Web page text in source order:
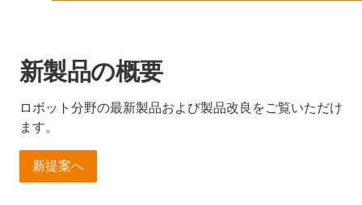
新製品の概要
ロボット分野の最新製品および製品改良をご覧いただけ
ます。
新提案へ